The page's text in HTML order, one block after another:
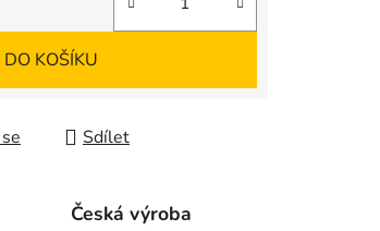
DO KOŠÍKU
Sdílet
Česká výroba